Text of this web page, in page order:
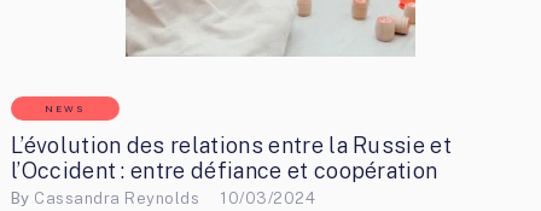
NEWS
L’évolution des relations entre la Russie et
l’Occident : entre défiance et coopération
By Cassandra Reynolds 10/03/2024